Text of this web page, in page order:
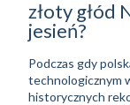
złoty głód
jesień?
Podczas gdy
technologicznym
historycznych